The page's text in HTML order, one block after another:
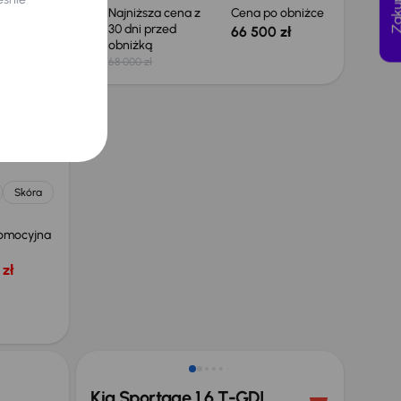
Najniższa cena z
30 dni przed
obniżką
68 000 zł
Cena po obniżce
66 500 zł
Skóra